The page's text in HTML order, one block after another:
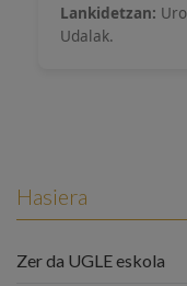
Lankidetzan:
Udalak.
Hasiera
Zer da UGLE eskola